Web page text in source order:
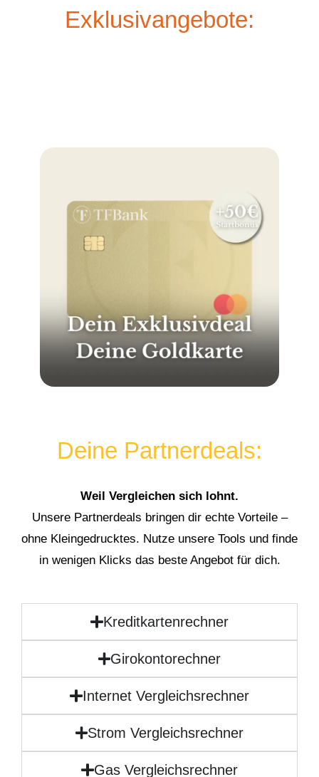
Exklusivangebote:
Deine Partnerdeals:
Weil Vergleichen sich lohnt.
Unsere Partnerdeals bringen dir echte Vorteile –
ohne Kleingedrucktes. Nutze unsere Tools und finde
in wenigen Klicks das beste Angebot für dich.
Kreditkartenrechner
Girokontorechner
Internet Vergleichsrechner
Strom Vergleichsrechner
Gas Vergleichsrechner